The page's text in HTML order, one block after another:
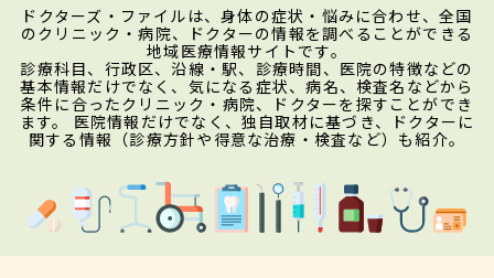
ドクターズ・ファイルは、身体の症状・悩みに合わせ、全国
のクリニック・病院、ドクターの情報を調べることができる
地域医療情報サイトです。
診療科目、行政区、沿線・駅、診療時間、医院の特徴などの
基本情報だけでなく、気になる症状、病名、検査名などから
条件に合ったクリニック・病院、ドクターを探すことができ
ます。 医院情報だけでなく、独自取材に基づき、ドクターに
関する情報（診療方針や得意な治療・検査など）も紹介。